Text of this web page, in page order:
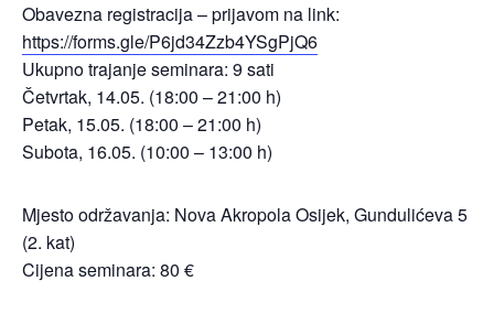
Obavezna registracija – prijavom na link:
https://forms.gle/P6jd34Zzb4YSgPjQ6
Ukupno trajanje seminara: 9 sati​
Četvrtak, 14.05. (18:00 – 21:00 h)​
Petak, 15.05. (18:00 – 21:00 h)​
Subota, 16.05. (10:00 – 13:00 h)
Mjesto održavanja: Nova Akropola Osijek, Gundulićeva 5
(2. kat)​
Cijena seminara: 80 €